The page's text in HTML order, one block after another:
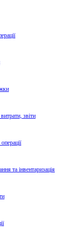
звіти
та інвентаризація